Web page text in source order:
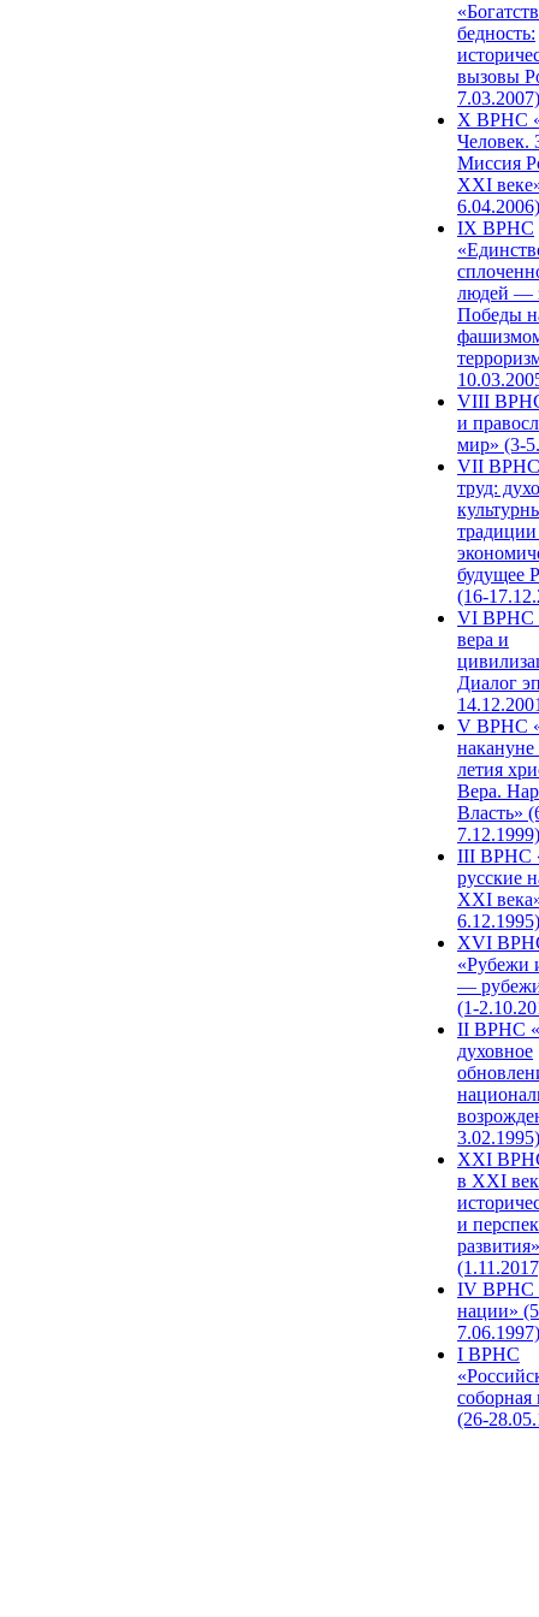
бедность:
вызовы
7.03.2007)
X ВРНС
Человек.
Миссия
XXI
6.04.2006)
IX ВРНС
людей —
Победы
VIII
и
мир» (3-
VII ВРНС
труд:
будущее
(16-
VI ВРНС
вера и
Диалог
V ВРНС
накануне
летия
Вера.
Власть»
7.12.1999)
III ВРНС
русские
XXI
6.12.1995)
XVI
«Рубежи
—
(1-
II ВРНС
духовное
3.02.1995)
XХI
в XXI
и
развития»
IV ВРНС
нации»
7.06.1997)
I ВРНС
(26-